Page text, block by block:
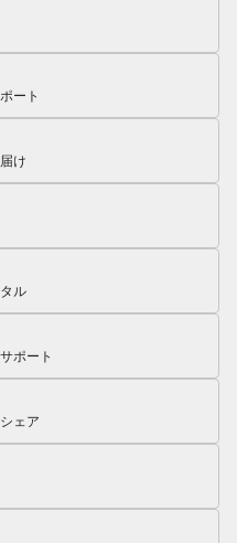
ート
け
ル
ポート
ェア